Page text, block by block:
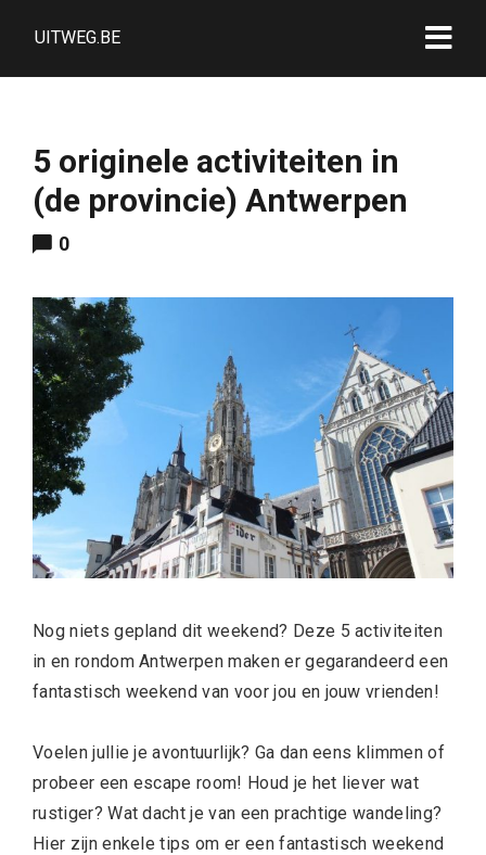
UITWEG.BE
5 originele activiteiten in
(de provincie) Antwerpen
0
Nog niets gepland dit weekend? Deze 5 activiteiten
in en rondom Antwerpen maken er gegarandeerd een
fantastisch weekend van voor jou en jouw vrienden!
Voelen jullie je avontuurlijk? Ga dan eens klimmen of
probeer een escape room! Houd je het liever wat
rustiger? Wat dacht je van een prachtige wandeling?
Hier zijn enkele tips om er een fantastisch weekend